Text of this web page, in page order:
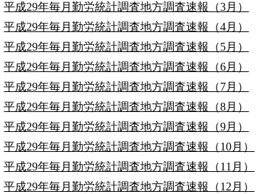
平成29年毎月勤労統計調査地方調査速報（3月）
平成29年毎月勤労統計調査地方調査速報（4月）
平成29年毎月勤労統計調査地方調査速報（5月）
平成29年毎月勤労統計調査地方調査速報（6月）
平成29年毎月勤労統計調査地方調査速報（7月）
平成29年毎月勤労統計調査地方調査速報（8月）
平成29年毎月勤労統計調査地方調査速報（9月）
平成29年毎月勤労統計調査地方調査速報（10月）
平成29年毎月勤労統計調査地方調査速報（11月）
平成29年毎月勤労統計調査地方調査速報（12月）